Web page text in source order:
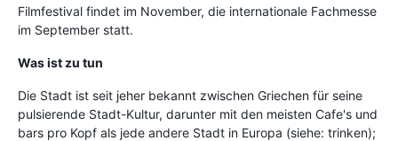
Filmfestival findet im November, die internationale Fachmesse
im September statt.
Was ist zu tun
Die Stadt ist seit jeher bekannt zwischen Griechen für seine
pulsierende Stadt-Kultur, darunter mit den meisten Cafe's und
bars pro Kopf als jede andere Stadt in Europa (siehe: trinken);